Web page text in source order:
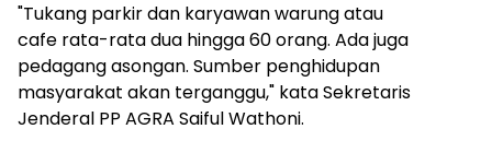
"Tukang parkir dan karyawan warung atau
cafe rata-rata dua hingga 60 orang. Ada juga
pedagang asongan. Sumber penghidupan
masyarakat akan terganggu," kata Sekretaris
Jenderal PP AGRA Saiful Wathoni.